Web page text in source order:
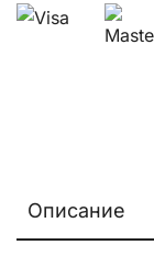
Описание